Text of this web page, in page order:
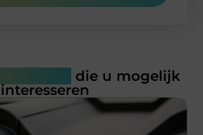
die u mogelijk
interesseren